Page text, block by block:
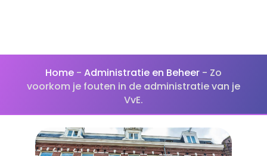
Home- Administratie en Beheer- Zo
voorkom je fouten in de administratie van je
VvE.​